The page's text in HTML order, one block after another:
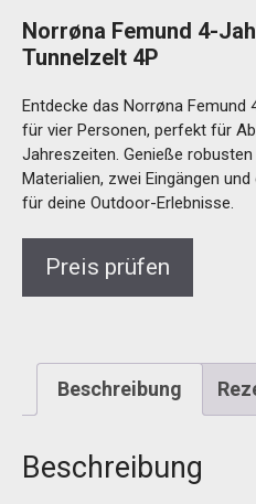
Norrøna Femund 4-
Tunnelzelt 4P
Entdecke das Norrøna Femund
für vier Personen, perfekt für
Jahreszeiten. Genieße
Materialien, zwei Eingängen
für deine Outdoor-Erlebnisse.
Preis prüfen
Beschreibung
Beschreibung